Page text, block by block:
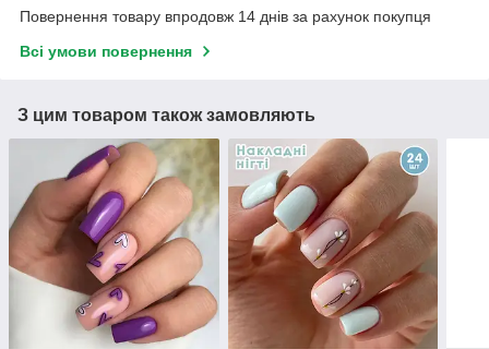
Повернення товару впродовж 14 днів за рахунок покупця
Всі умови повернення
З цим товаром також замовляють